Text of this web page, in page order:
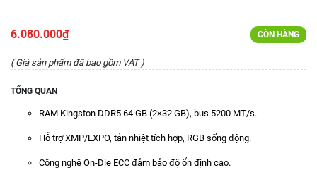
6.080.000₫ CÒN HÀNG
( Giá sản phẩm đã bao gồm VAT )
TỔNG QUAN
RAM Kingston DDR5 64 GB (2×32 GB), bus 5200 MT/s.
Hỗ trợ XMP/EXPO, tản nhiệt tích hợp, RGB sống động.
Công nghệ On-Die ECC đảm bảo độ ổn định cao.